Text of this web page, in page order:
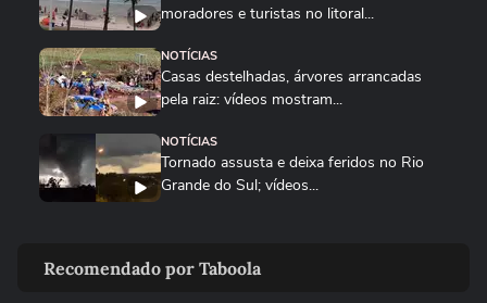
moradores e turistas no litoral...
NOTÍCIAS
Casas destelhadas, árvores arrancadas
pela raiz: vídeos mostram...
NOTÍCIAS
Tornado assusta e deixa feridos no Rio
Grande do Sul; vídeos...
500 casas no RS; vídeos...
Recomendado por Taboola